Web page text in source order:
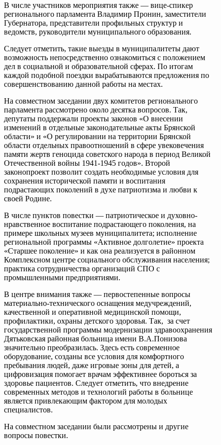
В числе участников мероприятия также — вице-спикер
регионального парламента Владимир Пронин, заместители
Губернатора, представители профильных структур и
ведомств, руководители муниципального образования.
Следует отметить, такие выезды в муниципалитеты дают
возможность непосредственно ознакомиться с положением
дел в социальной и образовательной сферах. По итогам
каждой подобной поездки вырабатываются предложения по
совершенствованию данной работы на местах.
На совместном заседании двух комитетов регионального
парламента рассмотрено около десятка вопросов. Так,
депутаты поддержали проекты законов «О внесении
изменений в отдельные законодательные акты Брянской
области» и «О регулировании на территории Брянской
области отдельных правоотношений в сфере увековечения
памяти жертв геноцида советского народа в период Великой
Отечественной войны 1941-1945 годов». Второй
законопроект позволит создать необходимые условия для
сохранения исторической памяти и воспитания
подрастающих поколений в духе патриотизма и любви к
своей Родине.
В числе пунктов повестки — патриотическое и духовно-
нравственное воспитание подрастающего поколения, на
примере школьных музеев муниципалитета; исполнение
региональной программы «Активное долголетие» проекта
«Старшее поколение» и как она реализуется в районном
Комплексном центре социального обслуживания населения;
практика сотрудничества организаций СПО с
промышленными предприятиями.
В центре внимания также — первостепенные вопросы
материально-технического оснащения медучреждений,
качественной и оперативной медицинской помощи,
профилактики, охраны детского здоровья. Так, за счет
государственной программы модернизации здравоохранения
Дятьковская районная больница имени В.А.Понизова
значительно преобразилась. Здесь есть современное
оборудование, созданы все условия для комфортного
пребывания людей, даже игровые зоны для детей, а
цифровизация помогает врачам эффективнее бороться за
здоровье пациентов. Следует отметить, что внедрение
современных методов и технологий работы в больнице
является привлекающим фактором для молодых
специалистов.
На совместном заседании были рассмотрены и другие
вопросы повестки.